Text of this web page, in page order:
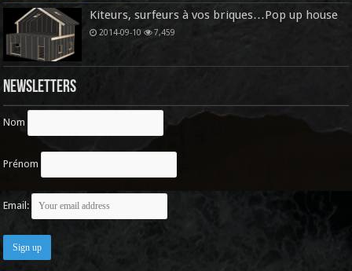
Kiteurs, surfeurs à vos briques…Pop up house
2014-09-10 7,459
Newsletters
Nom
Prénom
Email: